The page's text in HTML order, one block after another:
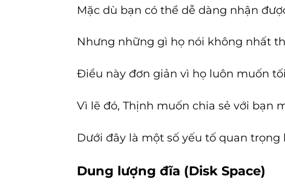
Mặc dù bạn có thể dễ dàng nhận
Nhưng những gì họ nói không nhất
Điều này đơn giản vì họ luôn muốn
Vì lẽ đó, Thịnh muốn chia sẻ với bạn
Dưới đây là một số yếu tố quan
Dung lượng đĩa (Disk Space)